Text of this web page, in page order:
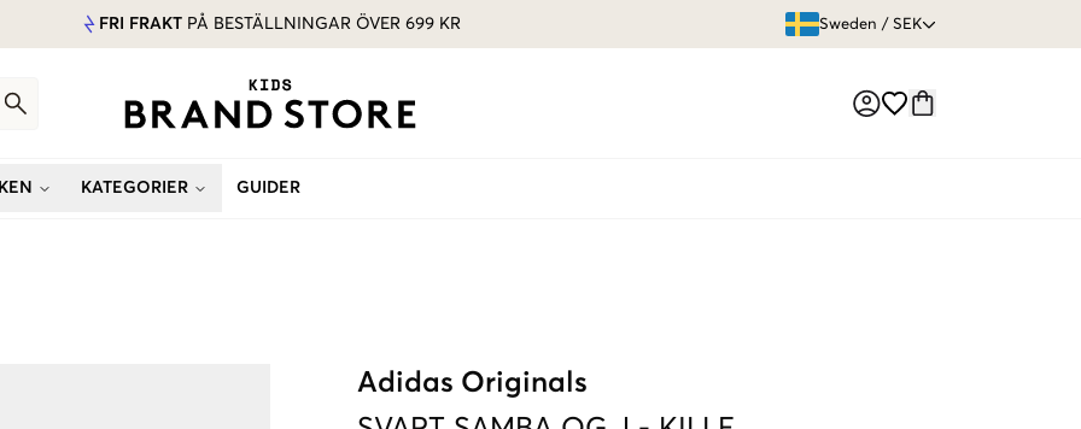
FRI FRAKT PÅ BESTÄLLNINGAR ÖVER 699 KR Sweden / SEK
KATEGORIER GUIDER
Adidas Originals